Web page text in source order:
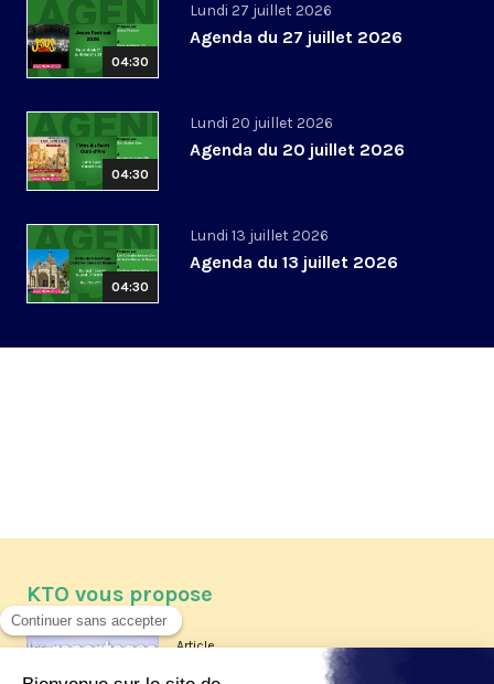
04:30
Lundi 27 juillet 2026
Agenda du 27 juillet 2026
04:30
Lundi 20 juillet 2026
Agenda du 20 juillet 2026
04:30
Lundi 13 juillet 2026
Agenda du 13 juillet 2026
KTO vous propose
Article
Les reportages d'été 2026 de KTO